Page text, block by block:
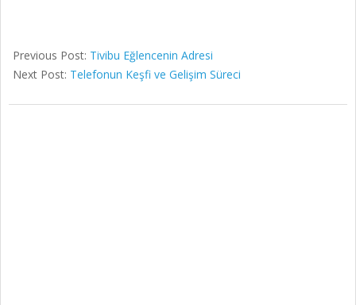
Previous Post: Tivibu Eğlencenin Adresi
Next Post: Telefonun Keşfi ve Gelişim Süreci